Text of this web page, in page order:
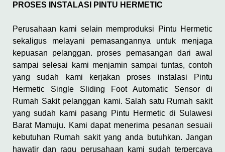
PROSES INSTALASI PINTU HERMETIC
Perusahaan kami selain memproduksi Pintu Hermetic
sekaligus melayani pemasangannya untuk menjaga
kepuasan pelanggan. proses pemasangan dari awal
sampai selesai kami menjamin sampai tuntas, contoh
yang sudah kami kerjakan proses instalasi Pintu
Hermetic Single Sliding Foot Automatic Sensor di
Rumah Sakit pelanggan kami. Salah satu Rumah sakit
yang sudah kami pasang Pintu Hermetic di Sulawesi
Barat Mamuju. Kami dapat menerima pesanan sesuaii
kebutuhan Rumah sakit yang anda butuhkan. Jangan
hawatir dan ragu perusahaan kami sudah terpercaya